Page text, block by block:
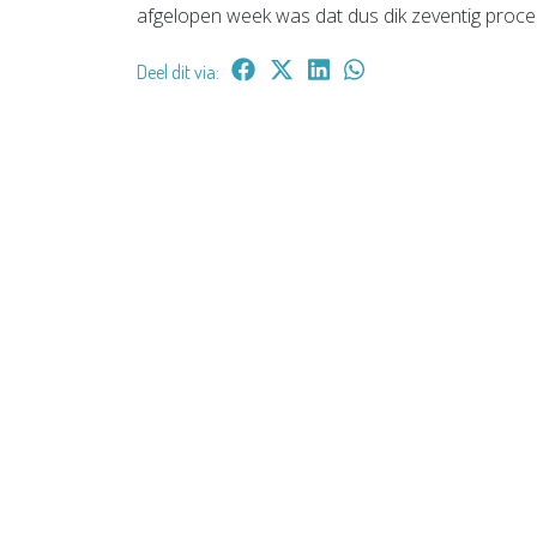
afgelopen week was dat dus dik zeventig
Deel dit via: